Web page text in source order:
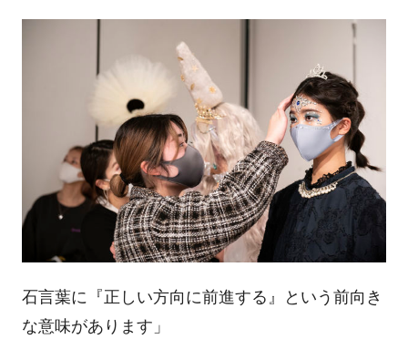
石言葉に『正しい方向に前進する』という前向き
な意味があります」